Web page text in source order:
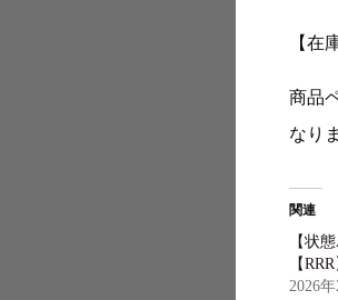
【在
商品
なり
関連
【状
【
2026